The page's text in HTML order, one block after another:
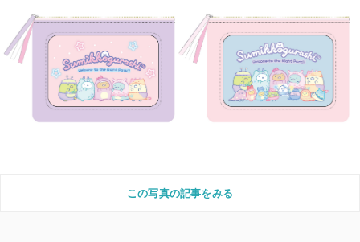
この写真の記事をみる